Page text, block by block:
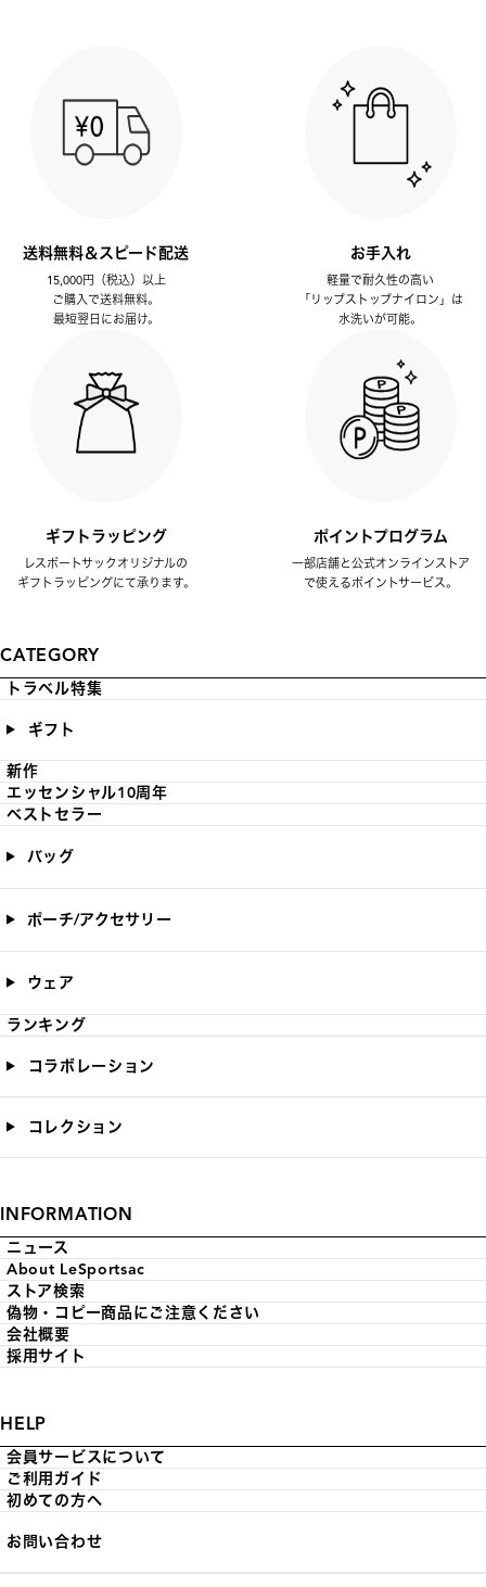
送料無料＆スピード配送
15,000円（税込）以上
ご購入で送料無料。
最短翌日にお届け。
お手入れ
軽量で耐久性の高い
「リップストップナイロン」は
水洗いが可能。
ギフトラッピング
レスポートサックオリジナルの
ギフトラッピングにて承ります。
ポイントプログラム
一部店舗と公式オンラインストア
で使えるポイントサービス。
CATEGORY
トラベル特集
ギフト
新作
エッセンシャル10周年
ベストセラー
バッグ
ポーチ/アクセサリー
ウェア
ランキング
コラボレーション
コレクション
INFORMATION
ニュース
About LeSportsac
ストア検索
偽物・コピー商品にご注意ください
会社概要
採用サイト
HELP
会員サービスについて
ご利用ガイド
初めての方へ
お問い合わせ